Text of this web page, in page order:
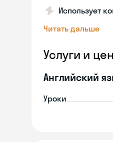
Использует
Читать дальше
Услуги и
Английский
Уроки